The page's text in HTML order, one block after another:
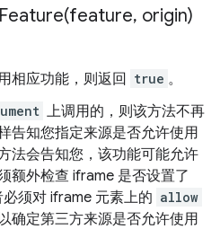
feature, origin)
相应功能，则返回 true 。
上调用的，则该方法不再
告知您指定来源是否允许使用
法会告知您，该功能可能允许
额外检查 iframe 是否设置了
须对 iframe 元素上的 allow
确定第三方来源是否允许使用